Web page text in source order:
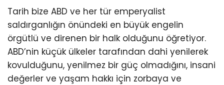
Tarih bize ABD ve her tür emperyalist
saldırganlığın önündeki en büyük engelin
örgütlü ve direnen bir halk olduğunu öğretiyor.
ABD’nin küçük ülkeler tarafından dahi yenilerek
kovulduğunu, yenilmez bir güç olmadığını, insani
değerler ve yaşam hakkı için zorbaya ve